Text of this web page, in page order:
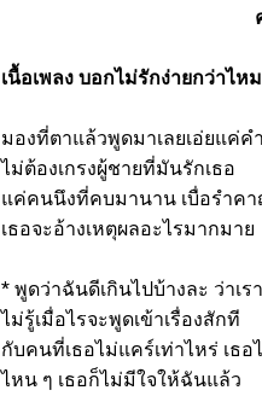
เนื้อเพลง บอกไม่รักง่ายกว่าไห
มองที่ตาแล้วพูดมาเลยเอ่ยแค่ค
ไม่ต้องเกรงผู้ชายที่มันรักเธอ
แค่คนนึงที่คบมานาน เบื่อรำคา
เธอจะอ้างเหตุผลอะไรมากมาย
* พูดว่าฉันดีเกินไปบ้างละ ว่าเร
ไม่รู้เมื่อไรจะพูดเข้าเรื่องสักที
กับคนที่เธอไม่แคร์เท่าไหร่ เธ
ไหน ๆ เธอก็ไม่มีใจให้ฉันแล้ว